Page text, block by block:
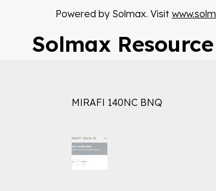
Powered by Solmax. Visit
Solmax
MIRAFI 140NC BNQ